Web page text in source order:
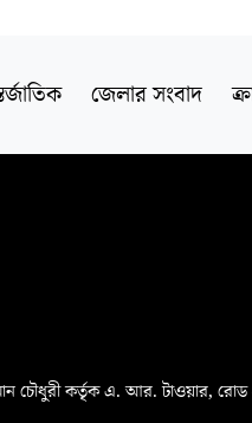
জেলার সংবাদ
চৌধুরী কর্তৃক এ. আর. টাওয়ার, রোড